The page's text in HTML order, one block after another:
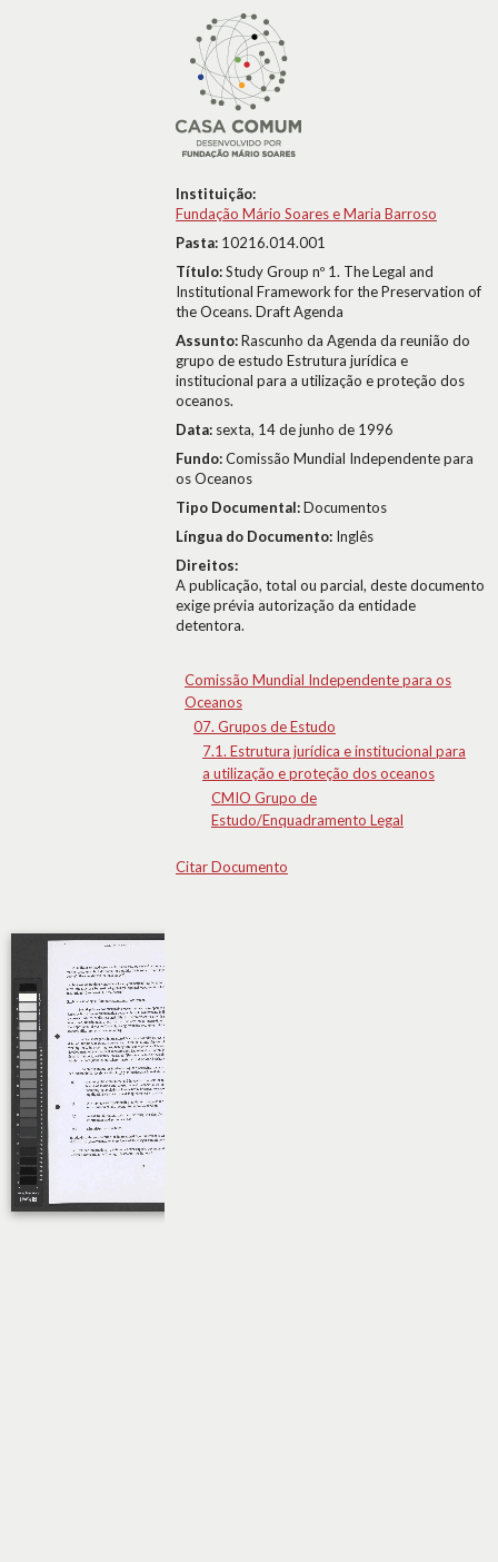
Instituição:
Fundação Mário Soares e Maria Barroso
Pasta: 10216.014.001
Título:Study Group nº 1. The Legal and
Institutional Framework for the Preservation of
the Oceans. Draft Agenda
Assunto:Rascunho da Agenda da reunião do
grupo de estudo Estrutura jurídica e
institucional para a utilização e proteção dos
oceanos.
Data: sexta, 14 de junho de 1996
Fundo:Comissão Mundial Independente para
os Oceanos
Tipo Documental:Documentos
Língua do Documento: Inglês
Direitos:
A publicação, total ou parcial, deste documento
exige prévia autorização da entidade
detentora.
Comissão Mundial Independente para os
Oceanos
07. Grupos de Estudo
7.1. Estrutura jurídica e institucional para
a utilização e proteção dos oceanos
CMIO Grupo de
Estudo/Enquadramento Legal
Citar Documento